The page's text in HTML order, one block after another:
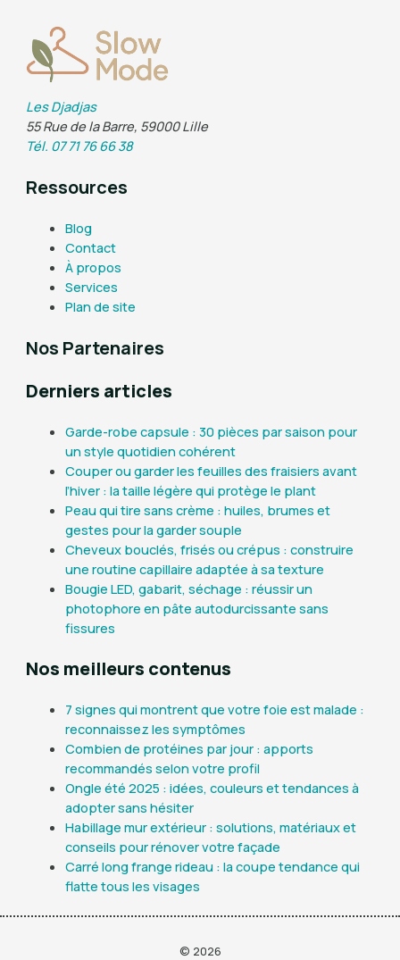
Les Djadjas
55 Rue de la Barre, 59000 Lille
Tél. 07 71 76 66 38
Ressources
Blog
Contact
À propos
Services
Plan de site
Nos Partenaires
Derniers articles
Garde-robe capsule : 30 pièces par saison pour
un style quotidien cohérent
Couper ou garder les feuilles des fraisiers avant
l’hiver : la taille légère qui protège le plant
Peau qui tire sans crème : huiles, brumes et
gestes pour la garder souple
Cheveux bouclés, frisés ou crépus : construire
une routine capillaire adaptée à sa texture
Bougie LED, gabarit, séchage : réussir un
photophore en pâte autodurcissante sans
fissures
Nos meilleurs contenus
7 signes qui montrent que votre foie est malade :
reconnaissez les symptômes
Combien de protéines par jour : apports
recommandés selon votre profil
Ongle été 2025 : idées, couleurs et tendances à
adopter sans hésiter
Habillage mur extérieur : solutions, matériaux et
conseils pour rénover votre façade
Carré long frange rideau : la coupe tendance qui
flatte tous les visages
© 2026